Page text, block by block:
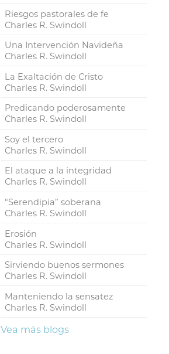
Riesgos pastorales de fe
Charles R. Swindoll
Una Intervención Navideña
Charles R. Swindoll
La Exaltación de Cristo
Charles R. Swindoll
Predicando poderosamente
Charles R. Swindoll
Soy el tercero
Charles R. Swindoll
El ataque a la integridad
Charles R. Swindoll
“Serendipia” soberana
Charles R. Swindoll
Erosión
Charles R. Swindoll
Sirviendo buenos sermones
Charles R. Swindoll
Manteniendo la sensatez
Charles R. Swindoll
Vea más blogs